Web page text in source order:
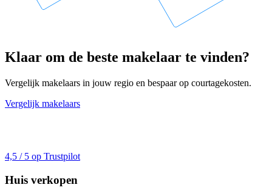
Klaar om de beste makelaar te vinden?
Vergelijk makelaars in jouw regio en bespaar op courtagekosten.
Vergelijk makelaars
4,5 / 5 op Trustpilot
Huis verkopen